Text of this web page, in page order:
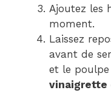
Ajoutez les
moment.
Laissez
avant de
et le poulpe
vinaigrette